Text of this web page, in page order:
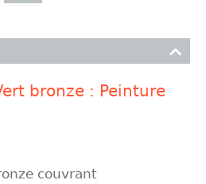
bronze : Peinture
couvrant